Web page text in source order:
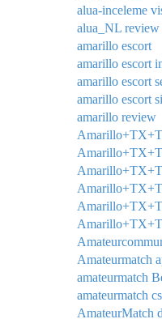
alua-inceleme
alua_NL review
amarillo escort
amarillo escort
amarillo escort
amarillo escort
amarillo review
Amateurmatch
amateurmatch
amateurmatch
AmateurMatch